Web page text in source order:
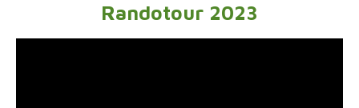
Randotour 2023